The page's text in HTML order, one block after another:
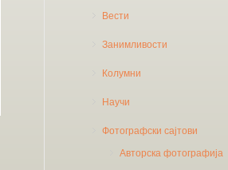
Вести
Занимливости
Колумни
Научи
Фотографски сајтови
Авторска фотографија